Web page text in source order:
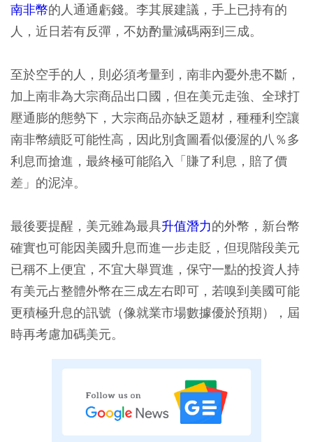
南非幣的人通通虧錢。李其展建議，手上已持有的
人，近日若有反彈，不妨酌量減碼兩到三成。
至於空手的人，則必須考量到，南非內憂外患不斷，
加上南非為大宗商品出口國，但在美元走強、全球打
壓通膨的態勢下，大宗商品亦缺乏題材，種種利空讓
南非幣續貶可能性高，因此別貪圖看似優渥的八％多
利息而搶進，最終極可能陷入「賺了利息，賠了價
差」的泥淖。
最後要提醒，美元雖為最具升值潛力的外幣，新台幣
確實也可能因美國升息而進一步走貶，但現階段美元
已稱不上便宜，不宜大舉買進，保守一點的投資人持
有美元占整體外幣在三成左右即可，若嗅到美國可能
更積極升息的訊號（像就業市場數據優於預期），屆
時再考慮加碼美元。